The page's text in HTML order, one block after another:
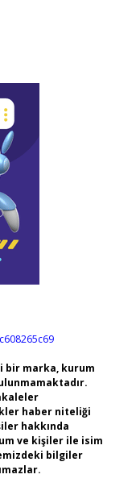
bir marka, kurum
haber niteliği
hakkında
ve kişiler ile isim
bilgiler